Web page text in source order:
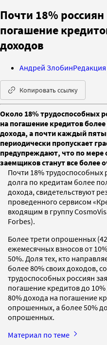
Почти 18%
погашение
доходов
Андрей Злобин
Копировать ссылку
Около 18% трудоспособных
на погашение кредитов
дохода, а почти каждый
периодически пропускает
предупреждают, что по
заемщиков станут все более
Почти 18% трудоспособных
долга по кредитам более
дохода, свидетельствуют
проведенного сервисом
входящим в группу
Forbes).
Более трети опрошенных
ежемесячных взносов от
50%. Доля тех, кто
более 80% своих доходов,
трудоспособных россиян
погашение кредитов до 10%
80% дохода на погашение
опрошенных, а более 50%
опрошенных.
Материал по теме